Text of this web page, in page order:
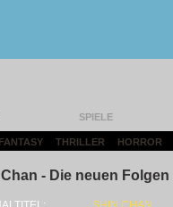
SPIELE
THRILLER HORROR
- Die neuen Folgen